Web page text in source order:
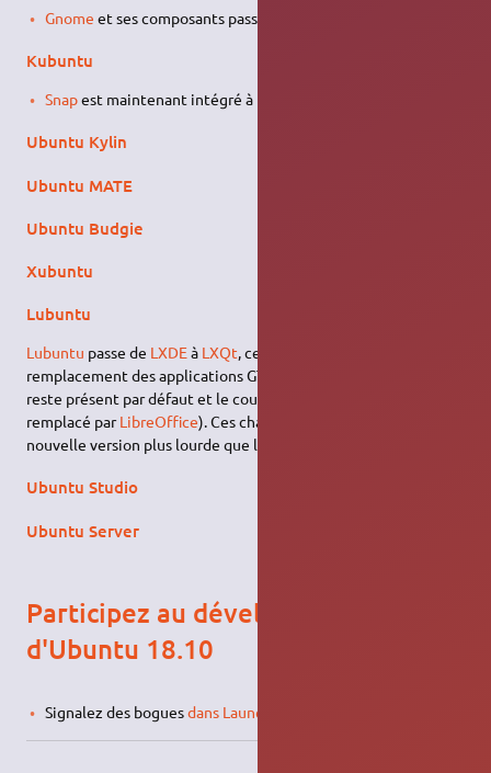
Gnome et ses composants passent en version 3.30 ;
Kubuntu
Snapest maintenant intégré à la logithèque
Ubuntu Kylin
Ubuntu MATE
Ubuntu Budgie
Xubuntu
Lubuntu
Lubuntu passe de LXDEà LXQt, ce qui entraîne le
remplacement des applications GTK+ en Qt (sauf
reste présent par défaut et le couple
remplacé parLibreOffice). Ces changements entraînent une
nouvelle version plus lourde que les précédentes.
Ubuntu Studio
Ubuntu Server
Participez au développement
d'Ubuntu 18.10
Signalez des boguesdans Launchpad